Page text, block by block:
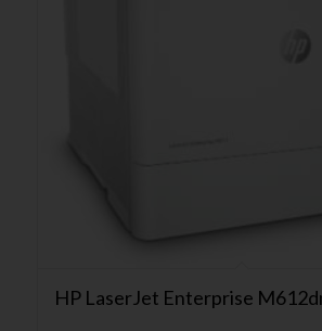
HP LaserJet Enterprise